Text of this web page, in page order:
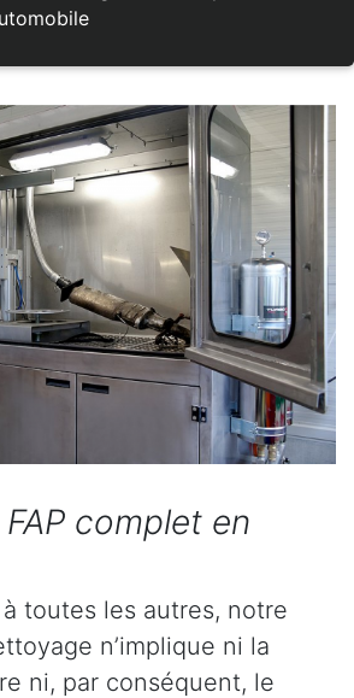
complet en
toutes les autres, notre
n’implique ni la
ni, par conséquent, le